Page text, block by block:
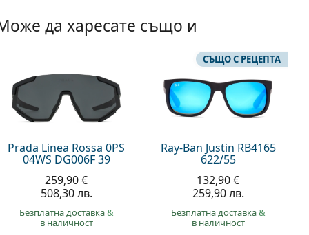
да харесате също и
Prada Linea Rossa 0PS
04WS DG006F 39
259,90 €
508,30 лв.
Безплатна доставка&
в наличност
Ray-Ban Justin RB4165
622/55
СЪЩО С РЕЦЕПТА
132,90 €
259,90 лв.
Безплатна доставка&
в наличност